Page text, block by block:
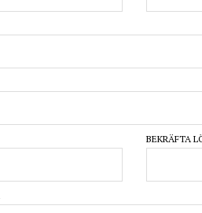
BEKRÄFTA